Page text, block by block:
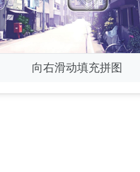
向右滑动填充拼图